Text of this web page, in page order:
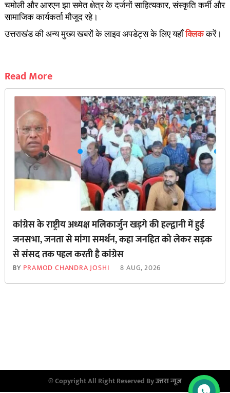
चमोली और आरएन झा समेत क्षेत्र के दर्जनों साहित्यकार, संस्कृति कर्मी और
सामाजिक कार्यकर्ता मौजूद रहे।
उत्तराखंड की अन्य मुख्य खबरों के लाइव अपडेट्स के लिए यहाँक्लिककरें।
Read More
कांग्रेस के राष्ट्रीय अध्यक्ष मलिकार्जुन खड़गे की हल्द्वानी में हुई
जनसभा, जनता से मांगा समर्थन, कहा जनहित को लेकर सड़क
से ‌संसद तक पहल करती है कांग्रेस
BY PRAMOD CHANDRA JOSHI 8 AUG, 2026
© Copyright All Right Reserved Byउत्तरा न्यूज